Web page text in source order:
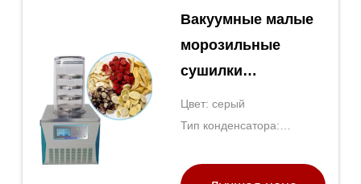
Вакуумные малые
морозильные
сушилки
лаборатория CE
ISO SGS
Цвет: серый
Тип конденсатора: